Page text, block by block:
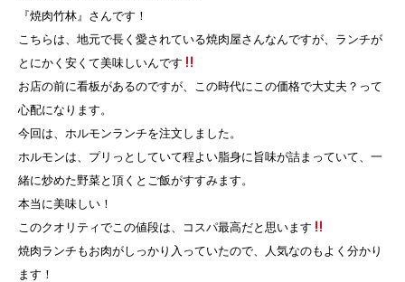
『焼肉竹林』さんです！
こちらは、地元で長く愛されている焼肉屋さんなんですが、ランチが
とにかく安くて美味しいんです
お店の前に看板があるのですが、この時代にこの価格で大丈夫？って
心配になります。
今回は、ホルモンランチを注文しました。
ホルモンは、プリっとしていて程よい脂身に旨味が詰まっていて、一
緒に炒めた野菜と頂くとご飯がすすみます。
本当に美味しい！
このクオリティでこの値段は、コスパ最高だと思います
焼肉ランチもお肉がしっかり入っていたので、人気なのもよく分かり
ます！